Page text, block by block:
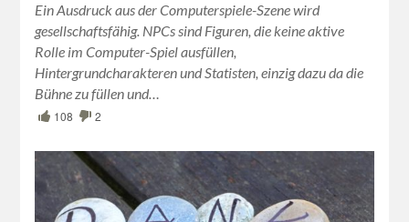
Ein Ausdruck aus der Computerspiele-Szene wird
gesellschaftsfähig. NPCs sind Figuren, die keine aktive
Rolle im Computer-Spiel ausfüllen,
Hintergrundcharakteren und Statisten, einzig dazu da die
Bühne zu füllen und…
108 2